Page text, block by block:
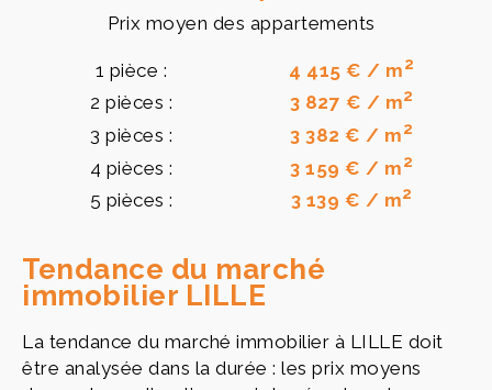
Prix moyen des appartements
1 pièce : 4 415 € / m2
2 pièces : 3 827 € / m2
3 pièces : 3 382 € / m2
4 pièces : 3 159 € / m2
5 pièces : 3 139 € / m2
Tendance du marché
immobilier LILLE
La tendance du marché immobilier à LILLE doit
être analysée dans la durée : les prix moyens